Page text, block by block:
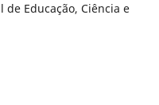
Educação, Ciência e